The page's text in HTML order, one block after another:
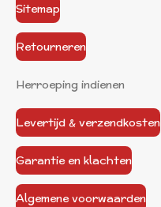
Sitemap
Retourneren
Herroeping indienen
Levertijd & verzendkosten
Garantie en klachten
Algemene voorwaarden